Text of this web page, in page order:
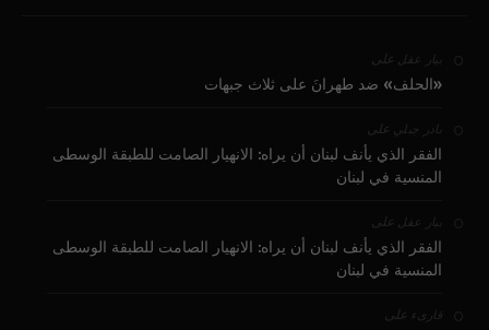
بيار عقل على
«الحلف» ضد طهرانَ على ثلاث جبهات
نادر جبلي على
الفقر الذي يأنف لبنان أن يراه: الانهيار الصامت للطبقة الوسطى
المنسية في لبنان
بيار عقل على
الفقر الذي يأنف لبنان أن يراه: الانهيار الصامت للطبقة الوسطى
المنسية في لبنان
قارىء على